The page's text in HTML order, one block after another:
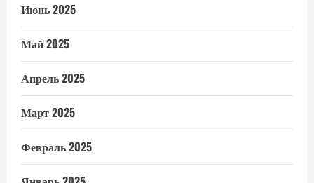
Июнь 2025
Май 2025
Апрель 2025
Март 2025
Февраль 2025